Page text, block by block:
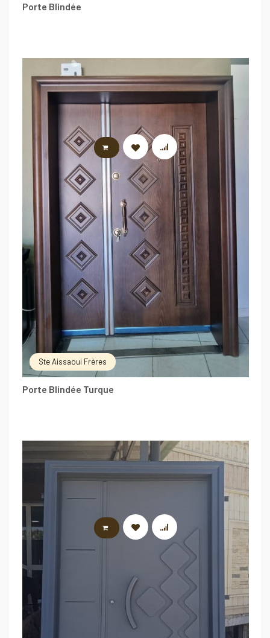
Porte Blindée
Ste Aissaoui Frères
Porte Blindée Turque
LIRE LA SUITE
LIRE LA SUITE